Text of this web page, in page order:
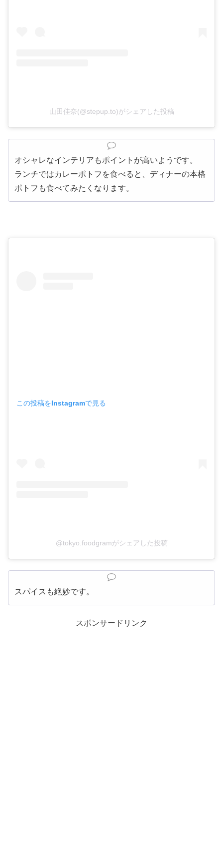
山田佳奈(@stepup.to)がシェアした投稿
オシャレなインテリアもポイントが高いようです。
ランチではカレーポトフを食べると、ディナーの本格
ポトフも食べてみたくなります。
この投稿をInstagramで見る
@tokyo.foodgramがシェアした投稿
スパイスも絶妙です。
スポンサードリンク